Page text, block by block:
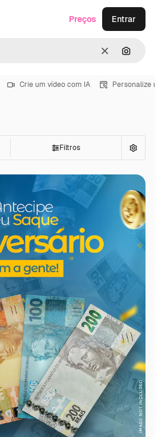
Limpar
Preços Entrar
Crie um vídeo com IA Personalize
Filtros